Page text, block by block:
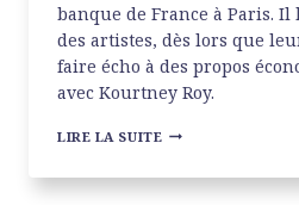
banque de France à Paris.
des artistes, dès lors que
faire écho à des propos
avec Kourtney Roy.
LIRE LA SUITE KOURTNEY